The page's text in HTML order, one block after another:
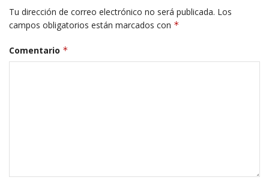
Tu dirección de correo electrónico no será publicada. Los
campos obligatorios están marcados con *
Comentario *